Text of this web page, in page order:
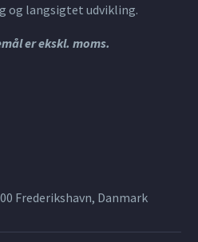
og langsigtet udvikling.
er ekskl. moms.
Frederikshavn, Danmark